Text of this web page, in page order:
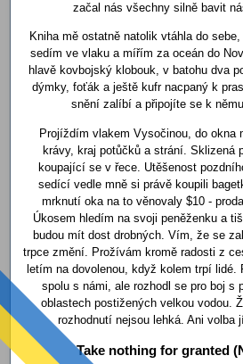
začal nás všechny silně bavit
Kniha mě ostatně natolik vtáhla do
sedím ve vlaku a mířím za oceán do
hlavě kovbojský klobouk, v batohu dva
dýmky, foťák a ještě kufr nacpaný k
snění zalíbí a připojíte se k
Projíždím vlakem Vysočinou, do okna
krávy, kraj potůčků a strání. Sklizená
koupající se v řece. Utěšenost
sedící vedle mně si právě koupili
mrknutí oka na to věnovaly $10 -
Úkosem hledím na svoji peněženku a
budou mít dost drobných. Vím, že se
trpce změní. Prožívám kromě radosti z
letím na dovolenou, když kolem trpí lidé.
spolu s námi, ale rozhodl se pro boj s
oblastech postižených velkou vodou.
rozhodnutí nejsou lehká. Ani volba
Take nothing for granted